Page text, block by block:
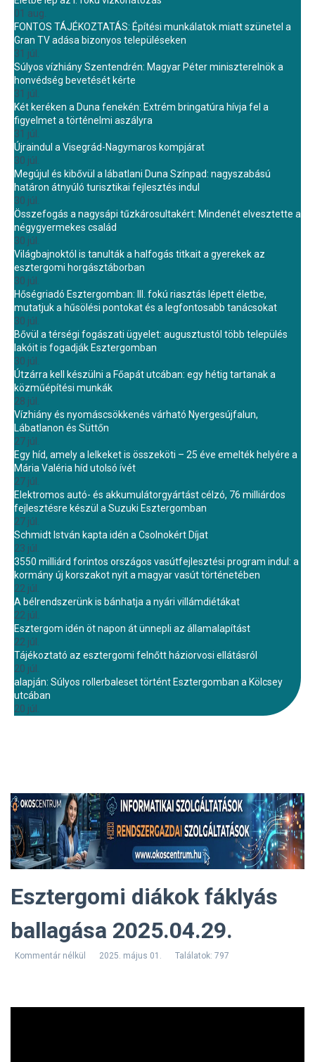
01 aug.
FONTOS TÁJÉKOZTATÁS: Építési munkálatok miatt szünetel a
Gran TV adása bizonyos településeken
31 júl.
Súlyos vízhiány Szentendrén: Magyar Péter miniszterelnök a
honvédség bevetését kérte
31 júl.
Két keréken a Duna fenekén: Extrém bringatúra hívja fel a
figyelmet a történelmi aszályra
31 júl.
Újraindul a Visegrád-Nagymaros kompjárat
30 júl.
Megújul és kibővül a lábatlani Duna Színpad: nagyszabású
határon átnyúló turisztikai fejlesztés indul
30 júl.
Összefogás a nagysápi tűzkárosultakért: Mindenét elvesztette a
négygyermekes család
30 júl.
Világbajnoktól is tanulták a halfogás titkait a gyerekek az
esztergomi horgásztáborban
30 júl.
Hőségriadó Esztergomban: III. fokú riasztás lépett életbe,
mutatjuk a hűsölési pontokat és a legfontosabb tanácsokat
30 júl.
Bővül a térségi fogászati ügyelet: augusztustól több település
lakóit is fogadják Esztergomban
30 júl.
Útzárra kell készülni a Főapát utcában: egy hétig tartanak a
közműépítési munkák
28 júl.
Vízhiány és nyomáscsökkenés várható Nyergesújfalun,
Lábatlanon és Süttőn
27 júl.
Egy híd, amely a lelkeket is összeköti – 25 éve emelték helyére a
Mária Valéria híd utolsó ívét
27 júl.
Elektromos autó- és akkumulátorgyártást célzó, 76 milliárdos
fejlesztésre készül a Suzuki Esztergomban
27 júl.
Schmidt István kapta idén a Csolnokért Díjat
23 júl.
3550 milliárd forintos országos vasútfejlesztési program indul: a
kormány új korszakot nyit a magyar vasút történetében
22 júl.
A bélrendszerünk is bánhatja a nyári villámdiétákat
22 júl.
Esztergom idén öt napon át ünnepli az államalapítást
22 júl.
Tájékoztató az esztergomi felnőtt háziorvosi ellátásról
20 júl.
alapján: Súlyos rollerbaleset történt Esztergomban a Kölcsey
utcában
20 júl.
Esztergomi diákok fáklyás
ballagása 2025.04.29.
Kommentár nélkül 2025. május 01. Találatok: 797